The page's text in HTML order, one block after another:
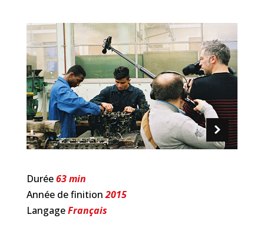
Durée63 min
Année de finition2015
LangageFrançais